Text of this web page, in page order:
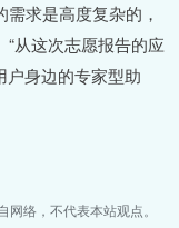
求是高度复杂的，
从这次志愿报告的应
户身边的专家型助
络，不代表本站观点。